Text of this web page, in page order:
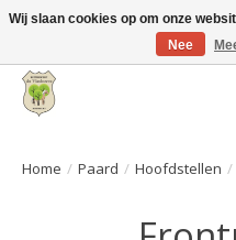
Grote keuze aan producten en
Home / Paard / Hoofdstellen /
Wij slaan cookies op om onze
Nee